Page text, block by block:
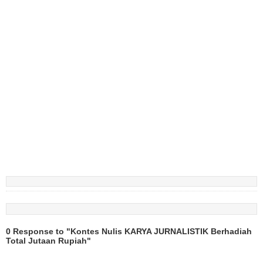
0 Response to "Kontes Nulis KARYA JURNALISTIK Berhadiah
Total Jutaan Rupiah"